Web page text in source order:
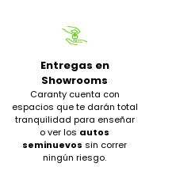
Entregas en
Showrooms
Caranty cuenta con
espacios que te darán total
tranquilidad para enseñar
o ver los autos
seminuevos sin correr
ningún riesgo.